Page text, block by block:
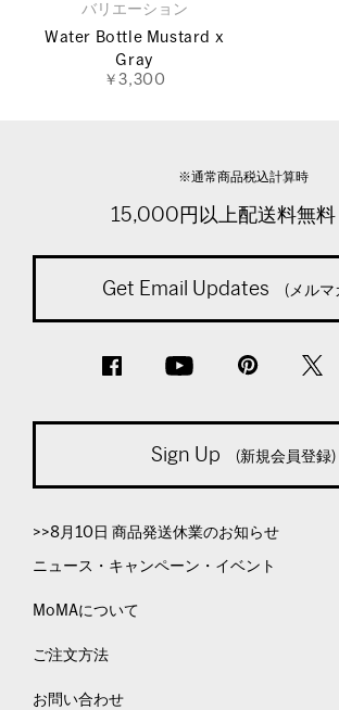
バリエーション
Water Bottle Mustard x
Gray
￥3,300
※通常商品税込計算時
15,000円以上配送料無料
Get Email Updates (メルマ
Sign Up (新規会員登録)
>>8月10日 商品発送休業のお知らせ
ニュース・キャンペーン・イベント
MoMAについて
ご注文方法
お問い合わせ